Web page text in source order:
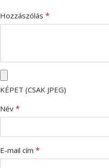
Hozzászólás *
KÉPET (CSAK JPEG)
Név *
E-mail cím *